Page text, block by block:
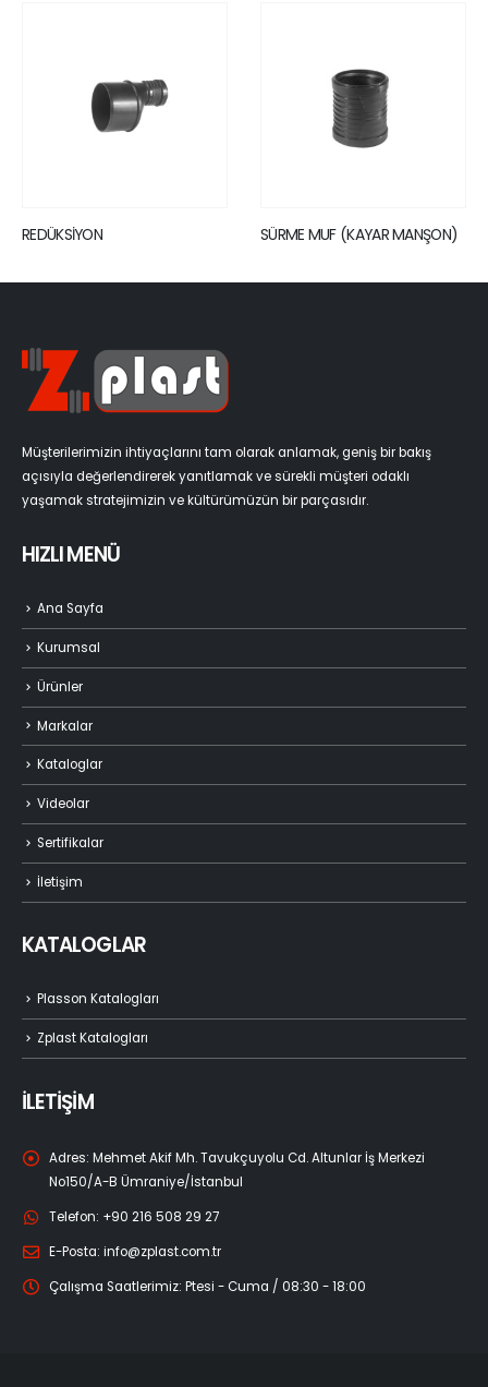
SÜRME MUF (KAYAR MANŞON) REDÜKSİYON
Müşterilerimizin ihtiyaçlarını tam olarak anlamak, geniş bir bakış
açısıyla değerlendirerek yanıtlamak ve sürekli müşteri odaklı
yaşamak stratejimizin ve kültürümüzün bir parçasıdır.
HIZLI MENÜ
Ana Sayfa
Kurumsal
Ürünler
Markalar
Kataloglar
Videolar
Sertifikalar
İletişim
KATALOGLAR
Plasson Katalogları
Zplast Katalogları
İLETİŞİM
Adres: Mehmet Akif Mh. Tavukçuyolu Cd. Altunlar İş Merkezi
No150/A-B Ümraniye/İstanbul
Telefon: +90 216 508 29 27
E-Posta: info@zplast.com.tr
Çalışma Saatlerimiz: Ptesi - Cuma / 08:30 - 18:00